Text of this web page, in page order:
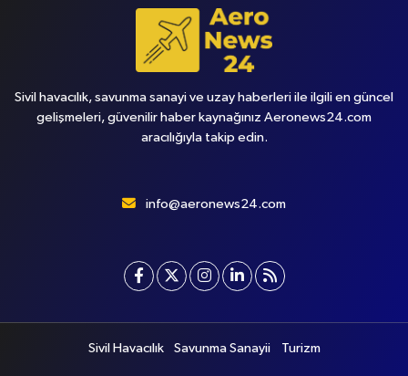
Sivil havacılık, savunma sanayi ve uzay haberleri ile ilgili en güncel
gelişmeleri, güvenilir haber kaynağınız Aeronews24.com
aracılığıyla takip edin.
info@aeronews24.com
Sivil Havacılık Savunma Sanayii Turizm